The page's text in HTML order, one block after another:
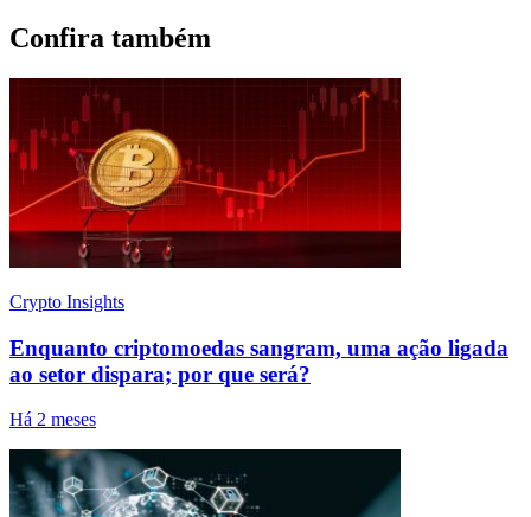
Confira também
Crypto Insights
Enquanto criptomoedas sangram, uma ação ligada
ao setor dispara; por que será?
Há 2 meses